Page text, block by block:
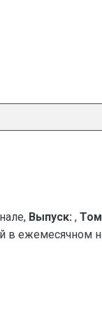
Выпуск: ,
в ежемесячном